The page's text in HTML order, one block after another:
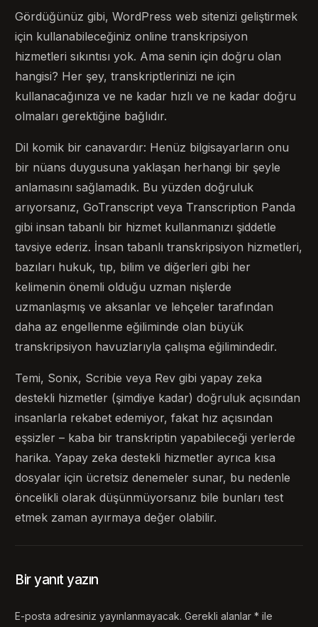
Gördüğünüz gibi, WordPress web sitenizi geliştirmek
için kullanabileceğiniz online transkripsiyon
hizmetleri sıkıntısı yok. Ama senin için doğru olan
hangisi? Her şey, transkriptlerinizi ne için
kullanacağınıza ve ne kadar hızlı ve ne kadar doğru
olmaları gerektiğine bağlıdır.
Dil komik bir canavardır: Henüz bilgisayarların onu
bir nüans duygusuna yaklaşan herhangi bir şeyle
anlamasını sağlamadık. Bu yüzden doğruluk
arıyorsanız, GoTranscript veya Transcription Panda
gibi insan tabanlı bir hizmet kullanmanızı şiddetle
tavsiye ederiz. İnsan tabanlı transkripsiyon hizmetleri,
bazıları hukuk, tıp, bilim ve diğerleri gibi her
kelimenin önemli olduğu uzman nişlerde
uzmanlaşmış ve aksanlar ve lehçeler tarafından
daha az engellenme eğiliminde olan büyük
transkripsiyon havuzlarıyla çalışma eğilimindedir.
Temi, Sonix, Scribie veya Rev gibi yapay zeka
destekli hizmetler (şimdiye kadar) doğruluk açısından
insanlarla rekabet edemiyor, fakat hız açısından
eşsizler – kaba bir transkriptin yapabileceği yerlerde
harika. Yapay zeka destekli hizmetler ayrıca kısa
dosyalar için ücretsiz denemeler sunar, bu nedenle
öncelikli olarak düşünmüyorsanız bile bunları test
etmek zaman ayırmaya değer olabilir.
Bir yanıt yazın
E-posta adresiniz yayınlanmayacak. Gerekli alanlar* ile